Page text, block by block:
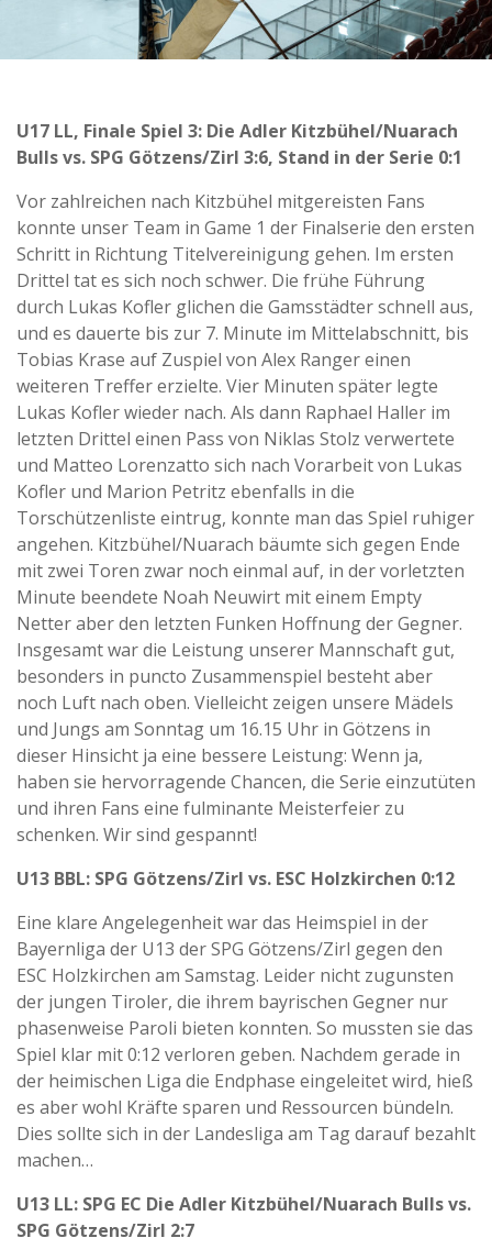
U17 LL, Finale Spiel 3: Die Adler Kitzbühel/Nuarach
Bulls vs. SPG Götzens/Zirl 3:6, Stand in der Serie 0:1
Vor zahlreichen nach Kitzbühel mitgereisten Fans
konnte unser Team in Game 1 der Finalserie den ersten
Schritt in Richtung Titelvereinigung gehen. Im ersten
Drittel tat es sich noch schwer. Die frühe Führung
durch Lukas Kofler glichen die Gamsstädter schnell aus,
und es dauerte bis zur 7. Minute im Mittelabschnitt, bis
Tobias Krase auf Zuspiel von Alex Ranger einen
weiteren Treffer erzielte. Vier Minuten später legte
Lukas Kofler wieder nach. Als dann Raphael Haller im
letzten Drittel einen Pass von Niklas Stolz verwertete
und Matteo Lorenzatto sich nach Vorarbeit von Lukas
Kofler und Marion Petritz ebenfalls in die
Torschützenliste eintrug, konnte man das Spiel ruhiger
angehen. Kitzbühel/Nuarach bäumte sich gegen Ende
mit zwei Toren zwar noch einmal auf, in der vorletzten
Minute beendete Noah Neuwirt mit einem Empty
Netter aber den letzten Funken Hoffnung der Gegner.
Insgesamt war die Leistung unserer Mannschaft gut,
besonders in puncto Zusammenspiel besteht aber
noch Luft nach oben. Vielleicht zeigen unsere Mädels
und Jungs am Sonntag um 16.15 Uhr in Götzens in
dieser Hinsicht ja eine bessere Leistung: Wenn ja,
haben sie hervorragende Chancen, die Serie einzutüten
und ihren Fans eine fulminante Meisterfeier zu
schenken. Wir sind gespannt!
U13 BBL: SPG Götzens/Zirl vs. ESC Holzkirchen 0:12
Eine klare Angelegenheit war das Heimspiel in der
Bayernliga der U13 der SPG Götzens/Zirl gegen den
ESC Holzkirchen am Samstag. Leider nicht zugunsten
der jungen Tiroler, die ihrem bayrischen Gegner nur
phasenweise Paroli bieten konnten. So mussten sie das
Spiel klar mit 0:12 verloren geben. Nachdem gerade in
der heimischen Liga die Endphase eingeleitet wird, hieß
es aber wohl Kräfte sparen und Ressourcen bündeln.
Dies sollte sich in der Landesliga am Tag darauf bezahlt
machen…
U13 LL: SPG EC Die Adler Kitzbühel/Nuarach Bulls vs.
SPG Götzens/Zirl 2:7